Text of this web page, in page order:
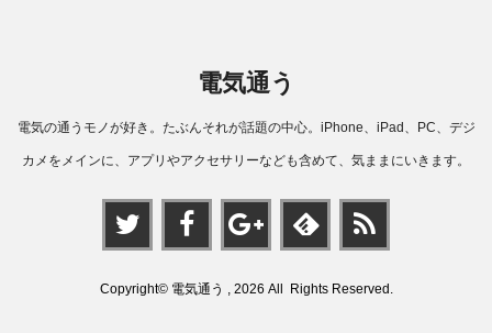
電気通う
電気の通うモノが好き。たぶんそれが話題の中心。iPhone、iPad、PC、デジ
カメをメインに、アプリやアクセサリーなども含めて、気ままにいきます。
Copyright© 電気通う , 2026 All Rights Reserved.